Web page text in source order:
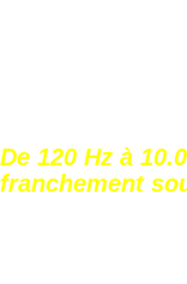
De 120 Hz à
franchement